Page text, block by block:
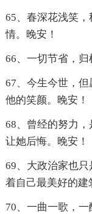
65、春深花浅笑
情。晚安！
66、一切节省，归
67、今生今世，
他的笑颜。晚安！
68、曾经的努力
让她后悔。晚安！
69、大政治家也
着自己最美好的建
70、一曲一歌，